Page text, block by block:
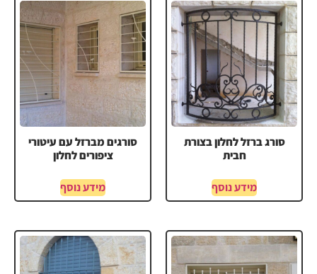
סורג ברזל לחלון בצורת
חבית
מידע נוסף
סורגים מברזל עם עיטורי
ציפורים לחלון
מידע נוסף